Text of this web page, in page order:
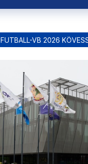
FUTBALL-VB 2026